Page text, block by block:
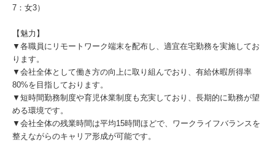
7：女3）
【魅力】
▼各職員にリモートワーク端末を配布し、適宜在宅勤務を実施してお
ります。
▼会社全体として働き方の向上に取り組んでおり、有給休暇所得率
80%を目指しております。
▼短時間勤務制度や育児休業制度も充実しており、長期的に勤務が望
める環境です。
▼会社全体の残業時間は平均15時間ほどで、ワークライフバランスを
整えながらのキャリア形成が可能です。